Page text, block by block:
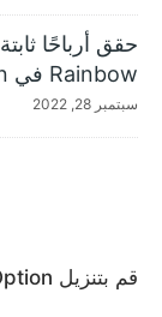
حقق أرباحًا
Rainbow في IQ Option
سبتمبر 28, 2022
قم بتنزيل IQ Option للجوال